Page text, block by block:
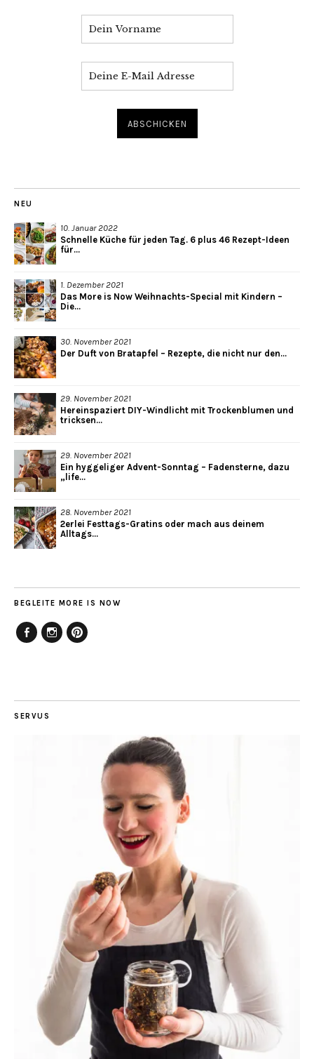
NEU
10. Januar 2022
Schnelle Küche für jeden Tag. 6 plus 46 Rezept-Ideen
für...
1. Dezember 2021
Das More is Now Weihnachts-Special mit Kindern –
Die...
30. November 2021
Der Duft von Bratapfel – Rezepte, die nicht nur den...
29. November 2021
Hereinspaziert DIY-Windlicht mit Trockenblumen und
tricksen...
29. November 2021
Ein hyggeliger Advent-Sonntag – Fadensterne, dazu
„life...
28. November 2021
2erlei Festtags-Gratins oder mach aus deinem
Alltags...
BEGLEITE MORE IS NOW
SERVUS